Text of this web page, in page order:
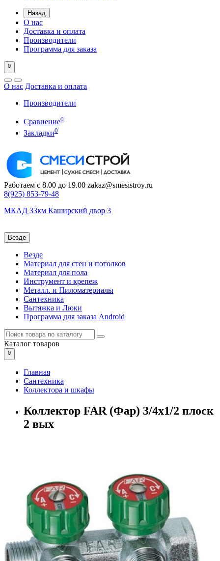
Назад
О нас
Доставка и оплата
Производители
Программа для заказа
0
О нас Доставка и оплата
Производители
Сравнение0
Закладки0
Работаем с 8.00 до 19.00 zakaz@smesistroy.ru
8(925) 853-79-48
МКАД 33км Каширский двор 3
Везде
Везде
Материал для стен и потолков
Материал для пола
Инструмент и крепеж
Металл. и Пиломатериалы
Сантехника
Вытяжка и Люки
Программа для заказа Android
Каталог товаров
0
Главная
Сантехника
Коллектора и шкафы
Коллектор FAR (Фар) 3/4х1/2 плоск
2 вых